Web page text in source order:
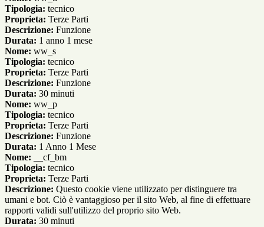
Tipologia: tecnico
Proprieta: Terze Parti
Descrizione: Funzione
Durata: 1 anno 1 mese
Nome: ww_s
Tipologia: tecnico
Proprieta: Terze Parti
Descrizione: Funzione
Durata: 30 minuti
Nome: ww_p
Tipologia: tecnico
Proprieta: Terze Parti
Descrizione: Funzione
Durata: 1 Anno 1 Mese
Nome: __cf_bm
Tipologia: tecnico
Proprieta: Terze Parti
Descrizione: Questo cookie viene utilizzato per distinguere tra
umani e bot. Ciò è vantaggioso per il sito Web, al fine di effettuare
rapporti validi sull'utilizzo del proprio sito Web.
Durata: 30 minuti